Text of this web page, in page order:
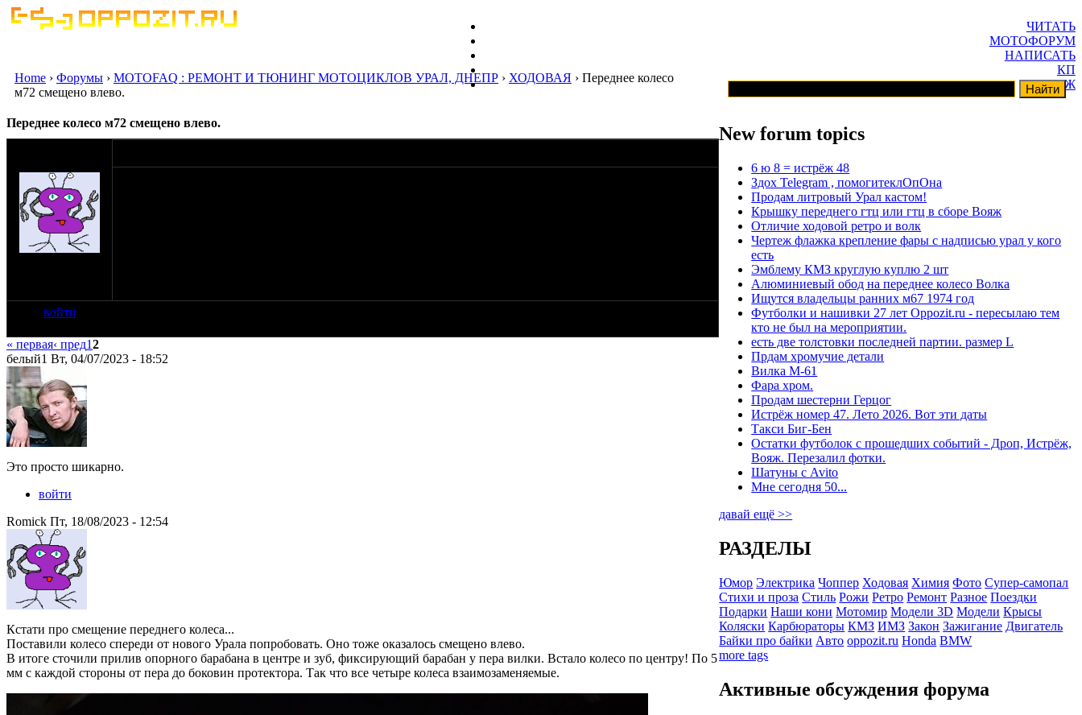
ЧИТАТЬ
МОТОФОРУМ
НАПИСАТЬ
КП
ГАРАЖ
Home › Форумы › MOTOFAQ : РЕМОНТ И ТЮНИНГ МОТОЦИКЛОВ УРАЛ, ДНЕПР › ХОДОВАЯ › Переднее колесо
м72 смещено влево.
Переднее колесо м72 смещено влево.
войти
« первая‹ пред12
белый1 Вт, 04/07/2023 - 18:52
Это просто шикарно.
войти
Romick Пт, 18/08/2023 - 12:54
Кстати про смещение переднего колеса...
Поставили колесо спереди от нового Урала попробовать. Оно тоже оказалось смещено влево.
В итоге сточили прилив опорного барабана в центре и зуб, фиксирующий барабан у пера вилки. Встало колесо по центру! По 5
мм с каждой стороны от пера до боковин протектора. Так что все четыре колеса взаимозаменяемые.
New forum topics
6 ю 8 = истрёж 48
Здох Telegram , помогитеклОпОна
Продам литровый Урал кастом!
Крышку переднего гтц или гтц в сборе Вояж
Отличие ходовой ретро и волк
Чертеж флажка крепление фары с надписью урал у кого
есть
Эмблему КМЗ круглую куплю 2 шт
Алюминиевый обод на переднее колесо Волка
Ищутся владельцы ранних м67 1974 год
Футболки и нашивки 27 лет Oppozit.ru - пересылаю тем
кто не был на мероприятии.
есть две толстовки последней партии. размер L
Прдам хромучие детали
Вилка М-61
Фара хром.
Продам шестерни Герцог
Истрёж номер 47. Лето 2026. Вот эти даты
Такси Биг-Бен
Остатки футболок с прошедших событий - Дроп, Истрёж,
Вояж. Перезалил фотки.
Шатуны с Avito
Мне сегодня 50...
давай ещё >>
РАЗДЕЛЫ
Юмор Электрика Чоппер Ходовая Химия Фото Супер-самопал
Стихи и проза Стиль Рожи Ретро Ремонт Разное Поездки
Подарки Наши кони Мотомир Модели 3D Модели Крысы
Коляски Карбюраторы КМЗ ИМЗ Закон Зажигание Двигатель
Байки про байки Авто oppozit.ru Honda BMW
more tags
Активные обсуждения форума